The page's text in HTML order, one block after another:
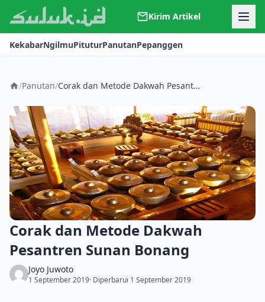
Kirim Artikel
Kerjasama
Kontak
KekabarNgilmuPituturPanutanPepanggen
/Panutan/ Corak dan Metode Dakwah Pesantren Sunan Bonang
Corak dan Metode Dakwah
Pesantren Sunan Bonang
Joyo Juwoto
1 September 2019· Diperbarui 1 September 2019